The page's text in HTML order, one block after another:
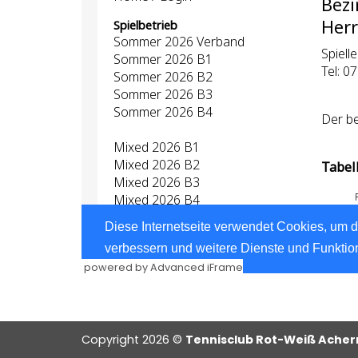
powered by Advanced iFrame
Copyright 2026 © Tennisclub Rot-Weiß